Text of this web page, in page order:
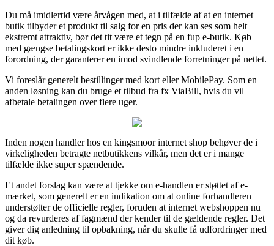
Du må imidlertid være årvågen med, at i tilfælde af at en internet
butik tilbyder et produkt til salg for en pris der kan ses som helt
ekstremt attraktiv, bør det tit være et tegn på en fup e-butik. Køb
med gængse betalingskort er ikke desto mindre inkluderet i en
forordning, der garanterer en imod svindlende forretninger på nettet.
Vi foreslår generelt bestillinger med kort eller MobilePay. Som en
anden løsning kan du bruge et tilbud fra fx ViaBill, hvis du vil
afbetale betalingen over flere uger.
Inden nogen handler hos en kingsmoor internet shop behøver de i
virkeligheden betragte netbutikkens vilkår, men det er i mange
tilfælde ikke super spændende.
Et andet forslag kan være at tjekke om e-handlen er støttet af e-
mærket, som generelt er en indikation om at online forhandleren
understøtter de officielle regler, foruden at internet webshoppen nu
og da revurderes af fagmænd der kender til de gældende regler. Det
giver dig anledning til opbakning, når du skulle få udfordringer med
dit køb.